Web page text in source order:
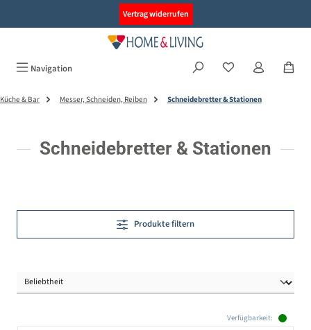
Vertrag widerrufen
Navigation
Küche & Bar Messer, Schneiden, Reiben Schneidebretter & Stationen
Schneidebretter & Stationen
Produkte filtern
Verfügbarkeit: